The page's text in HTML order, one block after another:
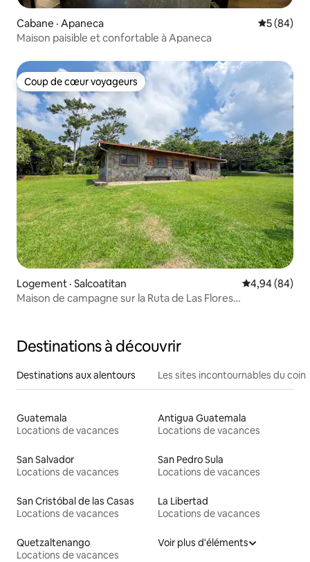
Cabane · Apaneca Note
5 (84)
Maison paisible et confortable à Apaneca
Coup de cœur voyageurs
Coup de cœur voyageurs
Logement · Salcoatitan Note
4,94 (84)
Maison de campagne sur la Ruta de Las Flores
Destinations à découvrir
Destinations aux alentours Les sites incontournables du coin
Guatemala
Locations de vacances
Antigua Guatemala
Locations de vacances
San Salvador
Locations de vacances
San Pedro Sula
Locations de vacances
San Cristóbal de las Casas
Locations de vacances
La Libertad
Locations de vacances
Quetzaltenango
Locations de vacances
Voir plus d'éléments